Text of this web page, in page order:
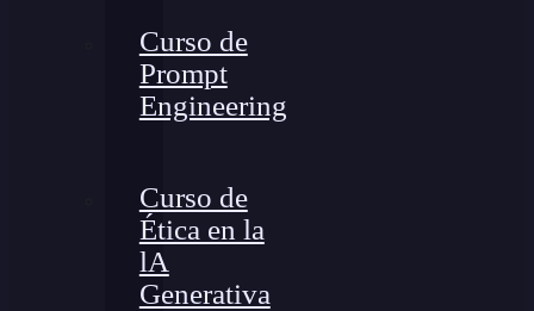
Curso de
Prompt
Engineering
Curso de
Ética en la
lA
Generativa